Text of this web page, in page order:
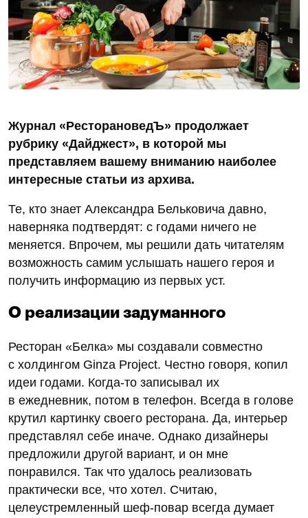
Журнал «РесторановедЪ» продолжает
рубрику «Дайджест», в которой мы
представляем вашему вниманию наиболее
интересные статьи из архива.
Те, кто знает Александра Бельковича давно,
наверняка подтвердят: с годами ничего не
меняется. Впрочем, мы решили дать читателям
возможность самим услышать нашего героя и
получить информацию из первых уст.
О реализации задуманного
Ресторан «Белка» мы создавали совместно
с холдингом Ginza Project. Честно говоря, копил
идеи годами. Когда-то записывал их
в ежедневник, потом в телефон. Всегда в голове
крутил картинку своего ресторана. Да, интерьер
представлял себе иначе. Однако дизайнеры
предложили другой вариант, и он мне
понравился. Так что удалось реализовать
практически все, что хотел. Считаю,
целеустремленный шеф-повар всегда думает